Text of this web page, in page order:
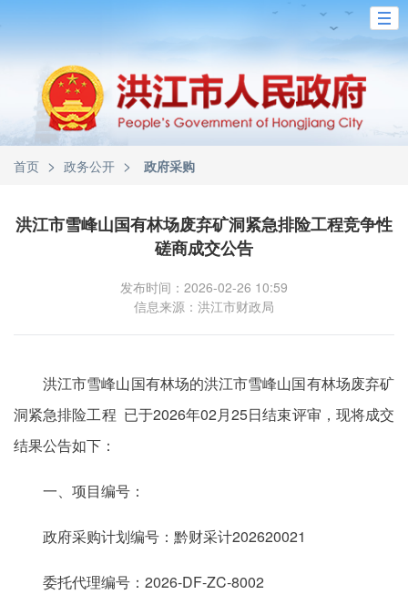
首页 > 政务公开 > 政府采购
洪江市雪峰山国有林场废弃矿洞紧急排险工程竞争性
磋商成交公告
发布时间：2026-02-26 10:59
信息来源：洪江市财政局
洪江市雪峰山国有林场的洪江市雪峰山国有林场废弃矿
洞紧急排险工程 已于2026年02月25日结束评审，现将成交
结果公告如下：
一、项目编号：
政府采购计划编号：黔财采计202620021
委托代理编号：2026-DF-ZC-8002